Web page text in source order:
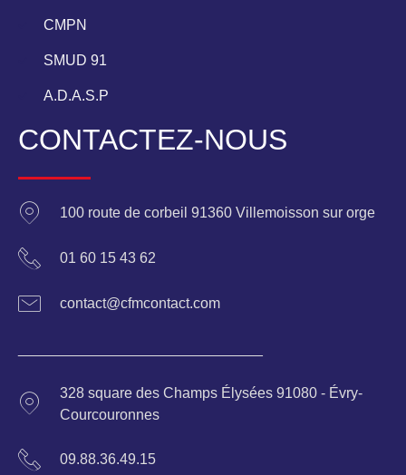
CMPN
SMUD 91
A.D.A.S.P
CONTACTEZ-NOUS
100 route de corbeil 91360 Villemoisson sur orge
01 60 15 43 62
contact@cfmcontact.com
328 square des Champs Élysées 91080 - Évry-
Courcouronnes
09.88.36.49.15